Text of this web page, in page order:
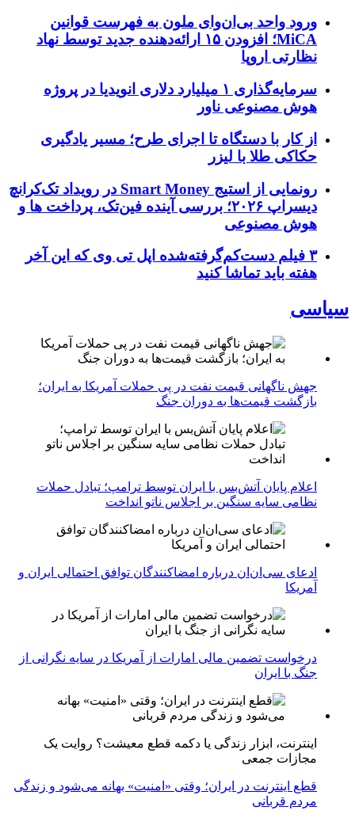
ورود واحد بی‌ان‌وای ملون به فهرست قوانین
MiCA؛ افزودن ۱۵ ارائه‌دهنده جدید توسط نهاد
نظارتی اروپا
سرمایه‌گذاری ۱ میلیارد دلاری انویدیا در پروژه
هوش مصنوعی ناور
از کار با دستگاه تا اجرای طرح؛ مسیر یادگیری
حکاکی طلا با لیزر
رونمایی از استیج Smart Money در رویداد تک‌کرانچ
دیسراپ ۲۰۲۶؛ بررسی آینده فین‌تک، پرداخت‌ ها و
هوش مصنوعی
۳ فیلم دست‌کم‌گرفته‌شده اپل تی وی که این آخر
هفته باید تماشا کنید
سیاسی
جهش ناگهانی قیمت نفت در پی حملات آمریکا به ایران؛
بازگشت قیمت‌ها به دوران جنگ
اعلام پایان آتش‌بس با ایران توسط ترامپ؛ تبادل حملات
نظامی سایه سنگین بر اجلاس ناتو انداخت
ادعای سی‌ان‌ان درباره امضاکنندگان توافق احتمالی ایران و
آمریکا
درخواست تضمین مالی امارات از آمریکا در سایه نگرانی از
جنگ با ایران
اینترنت، ابزار زندگی یا دکمه قطع معیشت؟ روایت یک
مجازات جمعی
قطع اینترنت در ایران؛ وقتی «امنیت» بهانه می‌شود و زندگی
مردم قربانی